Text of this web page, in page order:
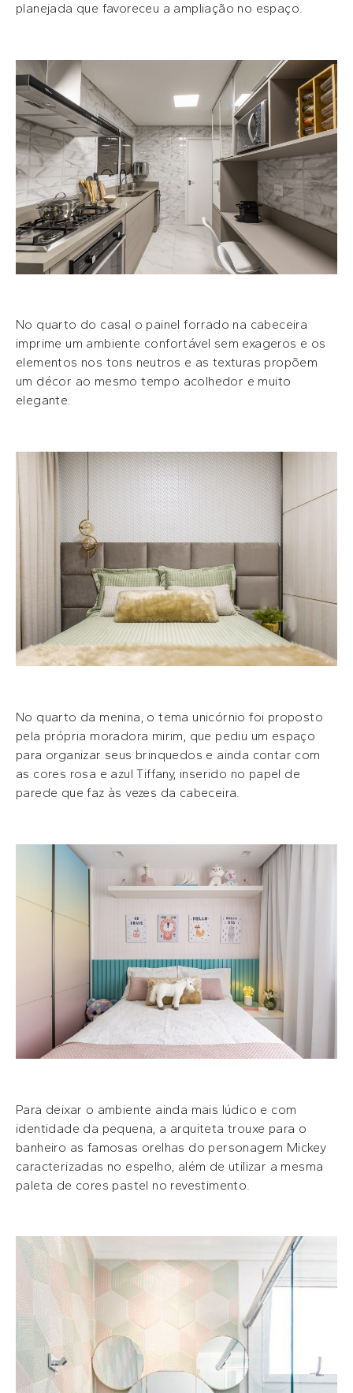
planejada que favoreceu a ampliação no espaço.
No quarto do casal o painel forrado na cabeceira
imprime um ambiente confortável sem exageros e os
elementos nos tons neutros e as texturas propõem
um décor ao mesmo tempo acolhedor e muito
elegante.
No quarto da menina, o tema unicórnio foi proposto
pela própria moradora mirim, que pediu um espaço
para organizar seus brinquedos e ainda contar com
as cores rosa e azul Tiffany, inserido no papel de
parede que faz às vezes da cabeceira.
Para deixar o ambiente ainda mais lúdico e com
identidade da pequena, a arquiteta trouxe para o
banheiro as famosas orelhas do personagem Mickey
caracterizadas no espelho, além de utilizar a mesma
paleta de cores pastel no revestimento.